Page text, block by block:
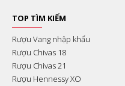
TOP TÌM KIẾM
Rượu Vang nhập khẩu
Rượu Chivas 18
Rượu Chivas 21
Rượu Hennessy XO